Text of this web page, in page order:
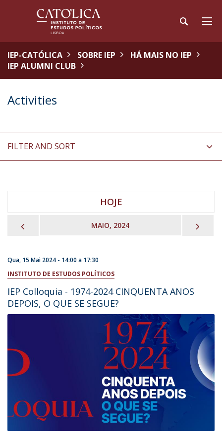
IEP-CATÓLICA SOBRE IEP
HÁ MAIS NO IEP
IEP ALUMNI CLUB
Activities
FILTER AND SORT
HOJE
MAIO, 2024
Qua, 15 Mai 2024 - 14:00 a 17:30
INSTITUTO DE ESTUDOS POLÍTICOS
IEP Colloquia - 1974-2024 CINQUENTA ANOS
DEPOIS, O QUE SE SEGUE?